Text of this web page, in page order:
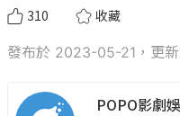
310 收藏
發布於 2023-05-21，更
POPO影劇